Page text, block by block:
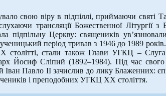
свою віру в підпіллі, приймаючи святі
трансляції Божественної Літургії з
підпільну Церкву: священиків
період тривав з 1946 до 1989
столітті, стали також Глави УГКЦ –
Йосиф Сліпий (1892–1984). Під час
Павло ІІ зачислив до лику Блаженних:
і преподобних УГКЦ ХХ століття.